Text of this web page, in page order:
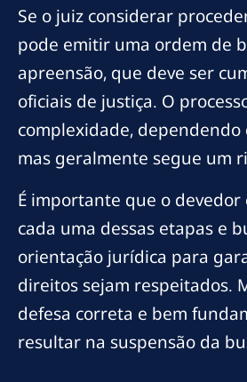
Se o juiz considerar
pode emitir uma ordem de
apreensão, que deve ser
oficiais de justiça. O
complexidade, dependendo
mas geralmente segue um
É importante que o devedor
cada uma dessas etapas e
orientação jurídica para
direitos sejam respeitados.
defesa correta e bem
resultar na suspensão da